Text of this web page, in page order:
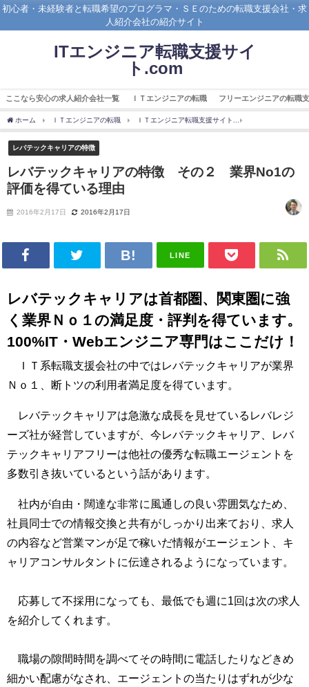
初心者・未経験者と転職希望のプログラマ・ＳＥのための転職支援会社・求
人紹介会社の紹介サイト
ITエンジニア転職支援サイ
ト.com
ここなら安心の求人紹介会社一覧 ＩＴエンジニアの転職 フリーエンジニアの転職
ホーム ＩＴエンジニアの転職 ＩＴエンジニア転職支援サイト
レバテックキャリアの特徴
レバテックキャリアの特徴 その２ 業界No1の
評価を得ている理由
2016年2月17日 2016年2月17日
LINE
レバテックキャリアは首都圏、関東圏に強
く業界Ｎｏ１の満足度・評判を得ています。
100%IT・Webエンジニア専門はここだけ！
ＩＴ系転職支援会社の中ではレバテックキャリアが業界
Ｎｏ１、断トツの利用者満足度を得ています。
レバテックキャリアは急激な成長を見せているレバレジ
ーズ社が経営していますが、今レバテックキャリア、レバ
テックキャリアフリーは他社の優秀な転職エージェントを
多数引き抜いているという話があります。
社内が自由・闊達な非常に風通しの良い雰囲気なため、
社員同士での情報交換と共有がしっかり出来ており、求人
の内容など営業マンが足で稼いだ情報がエージェント、キ
ャリアコンサルタントに伝達されるようになっています。
応募して不採用になっても、最低でも週に1回は次の求人
を紹介してくれます。
職場の隙間時間を調べてその時間に電話したりなどきめ
細かい配慮がなされ、エージェントの当たりはずれが少な